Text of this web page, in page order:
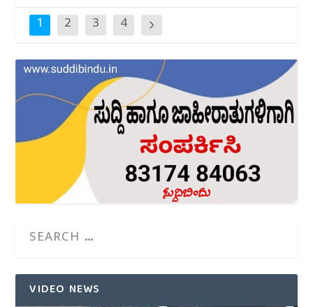
1 2 3 4
VIDEO NEWS